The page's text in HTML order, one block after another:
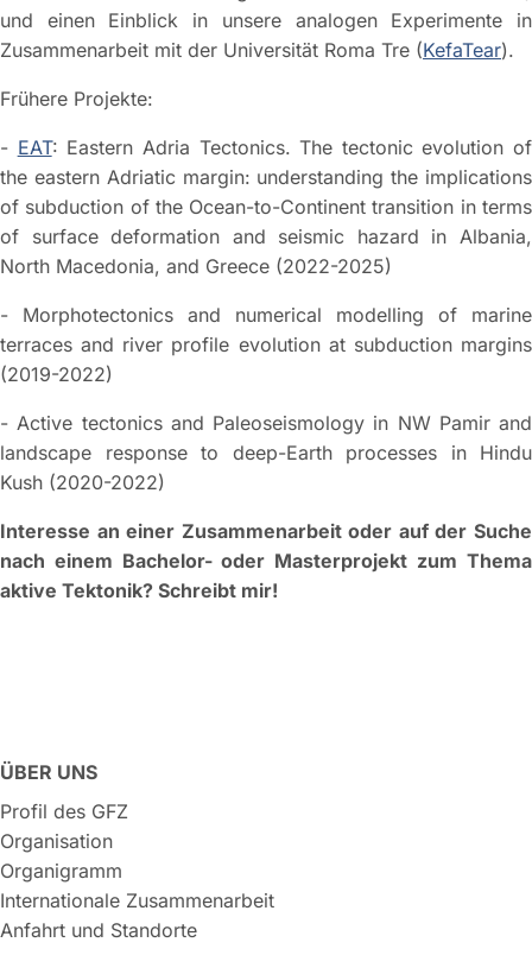
und einen Einblick in unsere analogen Experimente in
Zusammenarbeit mit der Universität Roma Tre (KefaTear).
Frühere Projekte:
- EAT: Eastern Adria Tectonics. The tectonic evolution of
the eastern Adriatic margin: understanding the implications
of subduction of the Ocean-to-Continent transition in terms
of surface deformation and seismic hazard in Albania,
North Macedonia, and Greece (2022-2025)
- Morphotectonics and numerical modelling of marine
terraces and river profile evolution at subduction margins
(2019-2022)
- Active tectonics and Paleoseismology in NW Pamir and
landscape response to deep-Earth processes in Hindu
Kush (2020-2022)
Interesse an einer Zusammenarbeit oder auf der Suche
nach einem Bachelor- oder Masterprojekt zum Thema
aktive Tektonik? Schreibt mir!
ÜBER UNS
Profil des GFZ
Organisation
Organigramm
Internationale Zusammenarbeit
Anfahrt und Standorte